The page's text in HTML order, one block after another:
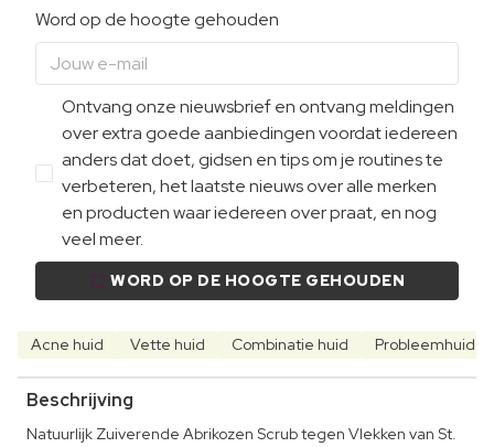
Word op de hoogte gehouden
Ontvang onze nieuwsbrief en ontvang meldingen
over extra goede aanbiedingen voordat iedereen
anders dat doet, gidsen en tips om je routines te
verbeteren, het laatste nieuws over alle merken
en producten waar iedereen over praat, en nog
veel meer.
WORD OP DE HOOGTE GEHOUDEN
Acne huid Vette huid Combinatie huid Probleemhuid
Beschrijving
Natuurlijk Zuiverende Abrikozen Scrub tegen Vlekken van St.